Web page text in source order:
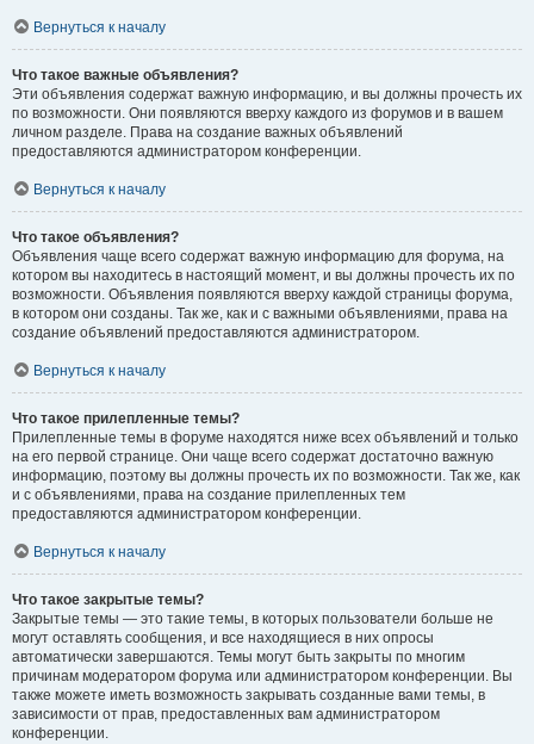
Вернуться к началу
Что такое важные объявления?
Эти объявления содержат важную информацию, и вы должны прочесть их
по возможности. Они появляются вверху каждого из форумов и в вашем
личном разделе. Права на создание важных объявлений
предоставляются администратором конференции.
Вернуться к началу
Что такое объявления?
Объявления чаще всего содержат важную информацию для форума, на
котором вы находитесь в настоящий момент, и вы должны прочесть их по
возможности. Объявления появляются вверху каждой страницы форума,
в котором они созданы. Так же, как и с важными объявлениями, права на
создание объявлений предоставляются администратором.
Вернуться к началу
Что такое прилепленные темы?
Прилепленные темы в форуме находятся ниже всех объявлений и только
на его первой странице. Они чаще всего содержат достаточно важную
информацию, поэтому вы должны прочесть их по возможности. Так же, как
и с объявлениями, права на создание прилепленных тем
предоставляются администратором конференции.
Вернуться к началу
Что такое закрытые темы?
Закрытые темы — это такие темы, в которых пользователи больше не
могут оставлять сообщения, и все находящиеся в них опросы
автоматически завершаются. Темы могут быть закрыты по многим
причинам модератором форума или администратором конференции. Вы
также можете иметь возможность закрывать созданные вами темы, в
зависимости от прав, предоставленных вам администратором
конференции.